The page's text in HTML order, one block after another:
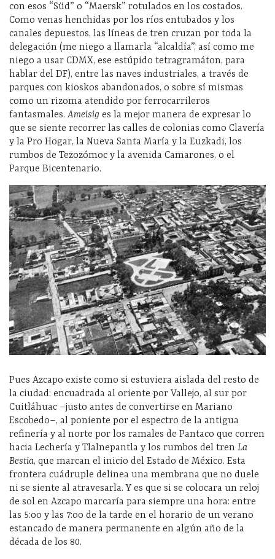
con esos “Süd” o “Maersk” rotulados en los costados.
Como venas henchidas por los ríos entubados y los
canales depuestos, las líneas de tren cruzan por toda la
delegación (me niego a llamarla “alcaldía”, así como me
niego a usar CDMX, ese estúpido tetragramáton, para
hablar del DF), entre las naves industriales, a través de
parques con kioskos abandonados, o sobre sí mismas
como un rizoma atendido por ferrocarrileros
fantasmales.Ameisig es la mejor manera de expresar lo
que se siente recorrer las calles de colonias como Clavería
y la Pro Hogar, la Nueva Santa María y la Euzkadi, los
rumbos de Tezozómoc y la avenida Camarones, o el
Parque Bicentenario.
Pues Azcapo existe como si estuviera aislada del resto de
la ciudad: encuadrada al oriente por Vallejo, al sur por
Cuitláhuac –justo antes de convertirse en Mariano
Escobedo–, al poniente por el espectro de la antigua
refinería y al norte por los ramales de Pantaco que corren
hacia Lechería y Tlalnepantla y los rumbos del tren La
Bestia, que marcan el inicio del Estado de México. Esta
frontera cuádruple delinea una membrana que no duele
ni se siente al atravesarla. Y es que si se colocara un reloj
de sol en Azcapo marcaría para siempre una hora: entre
las 5:oo y las 7:oo de la tarde en el horario de un verano
estancado de manera permanente en algún año de la
década de los 80.